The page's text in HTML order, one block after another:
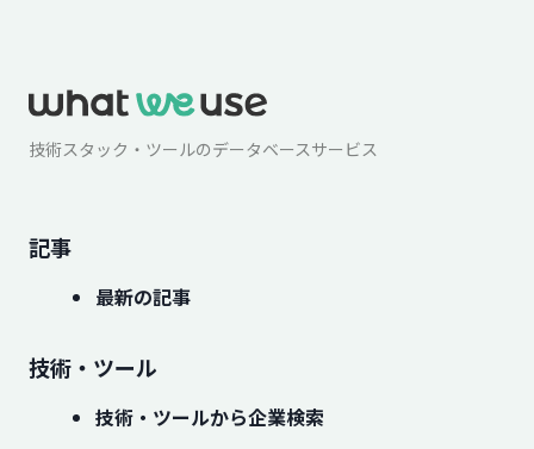
技術スタック・ツールのデータベースサービス
記事
最新の記事
技術・ツール
技術・ツールから企業検索